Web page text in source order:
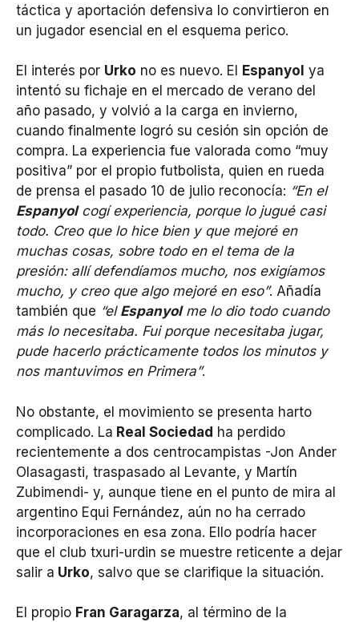
táctica y aportación defensiva lo convirtieron en
un jugador esencial en el esquema perico.
El interés por Urko no es nuevo. El Espanyol ya
intentó su fichaje en el mercado de verano del
año pasado, y volvió a la carga en invierno,
cuando finalmente logró su cesión sin opción de
compra. La experiencia fue valorada como “muy
positiva” por el propio futbolista, quien en rueda
de prensa el pasado 10 de julio reconocía: “En el
Espanyolcogí experiencia, porque lo jugué casi
todo. Creo que lo hice bien y que mejoré en
muchas cosas, sobre todo en el tema de la
presión: allí defendíamos mucho, nos exigíamos
mucho, y creo que algo mejoré en eso”. Añadía
también que “el Espanyolme lo dio todo cuando
más lo necesitaba. Fui porque necesitaba jugar,
pude hacerlo prácticamente todos los minutos y
nos mantuvimos en Primera”.
No obstante, el movimiento se presenta harto
complicado. La Real Sociedad ha perdido
recientemente a dos centrocampistas -Jon Ander
Olasagasti, traspasado al Levante, y Martín
Zubimendi- y, aunque tiene en el punto de mira al
argentino Equi Fernández, aún no ha cerrado
incorporaciones en esa zona. Ello podría hacer
que el club txuri-urdin se muestre reticente a dejar
salir a Urko, salvo que se clarifique la situación.
El propio Fran Garagarza, al término de la